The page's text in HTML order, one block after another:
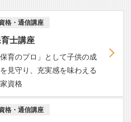
格・通信講座
士講座
保育のプロ」として子供の成
見守り、充実感を味わえる
資格
格・通信講座